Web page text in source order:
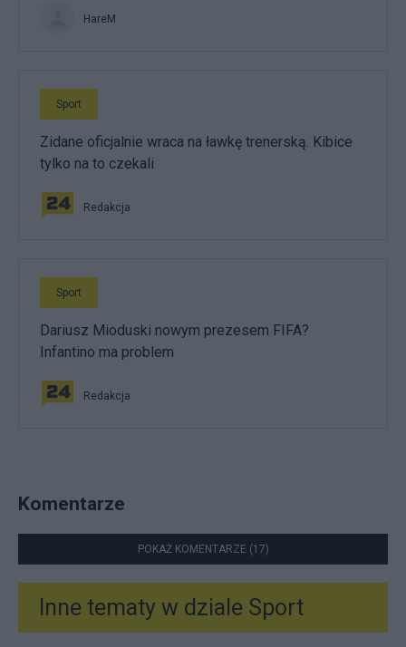
HareM
Sport
Zidane oficjalnie wraca na ławkę trenerską. Kibice
tylko na to czekali
Redakcja
Sport
Dariusz Mioduski nowym prezesem FIFA?
Infantino ma problem
Redakcja
Komentarze
POKAŻ KOMENTARZE (17)
Inne tematy w dziale Sport